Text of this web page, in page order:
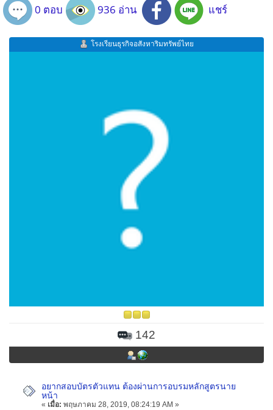
0 ตอบ 936 อ่าน แชร์
โรงเรียนธุรกิจอสังหาริมทรัพย์ไทย
142
อยากสอบบัตรตัวแทน ต้องผ่านการอบรมหลักสูตรนาย
หน้า
« เมื่อ: พฤษภาคม 28, 2019, 08:24:19 AM »